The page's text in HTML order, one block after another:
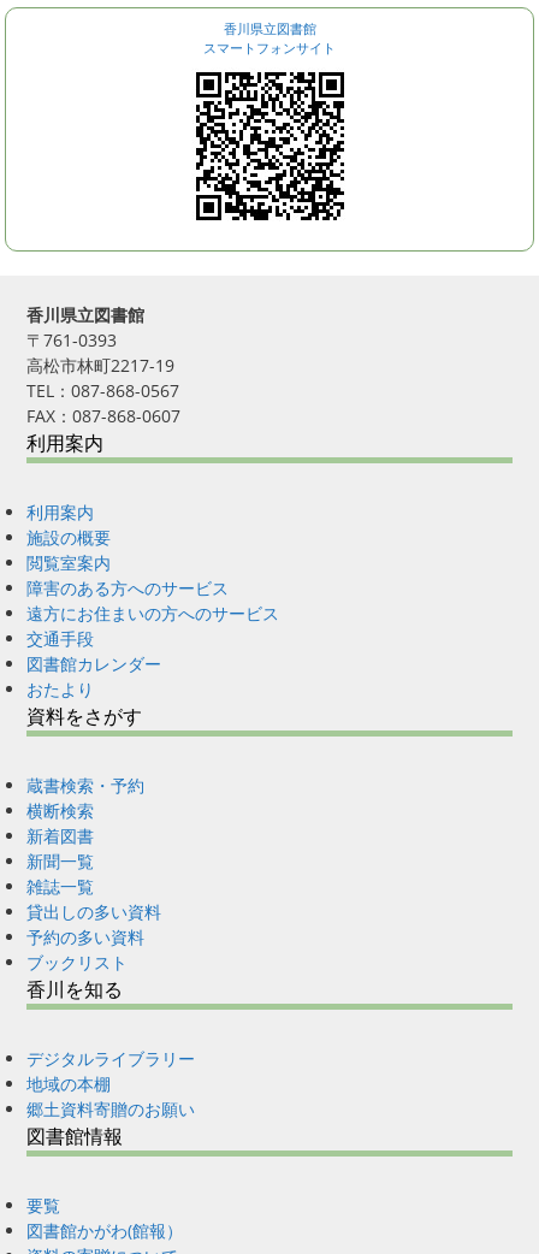
香川県立図書館
スマートフォンサイト
香川県立図書館
〒761-0393
高松市林町2217-19
TEL：087-868-0567
FAX：087-868-0607
利用案内
利用案内
施設の概要
閲覧室案内
障害のある方へのサービス
遠方にお住まいの方へのサービス
交通手段
図書館カレンダー
おたより
資料をさがす
蔵書検索・予約
横断検索
新着図書
新聞一覧
雑誌一覧
貸出しの多い資料
予約の多い資料
ブックリスト
香川を知る
デジタルライブラリー
地域の本棚
郷土資料寄贈のお願い
図書館情報
要覧
図書館かがわ(館報）